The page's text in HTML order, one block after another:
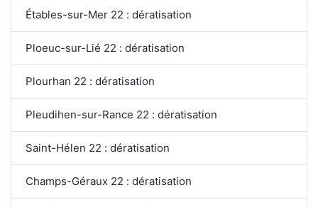
Étables-sur-Mer 22 : dératisation
Ploeuc-sur-Lié 22 : dératisation
Plourhan 22 : dératisation
Pleudihen-sur-Rance 22 : dératisation
Saint-Hélen 22 : dératisation
Champs-Géraux 22 : dératisation